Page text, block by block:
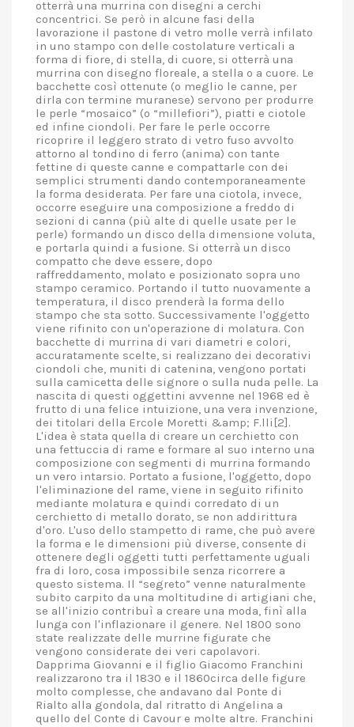
otterrà una murrina con disegni a cerchi
concentrici. Se però in alcune fasi della
lavorazione il pastone di vetro molle verrà infilato
in uno stampo con delle costolature verticali a
forma di fiore, di stella, di cuore, si otterrà una
murrina con disegno floreale, a stella o a cuore. Le
bacchette così ottenute (o meglio le canne, per
dirla con termine muranese) servono per produrre
le perle “mosaico” (o “millefiori”), piatti e ciotole
ed infine ciondoli. Per fare le perle occorre
ricoprire il leggero strato di vetro fuso avvolto
attorno al tondino di ferro (anima) con tante
fettine di queste canne e compattarle con dei
semplici strumenti dando contemporaneamente
la forma desiderata. Per fare una ciotola, invece,
occorre eseguire una composizione a freddo di
sezioni di canna (più alte di quelle usate per le
perle) formando un disco della dimensione voluta,
e portarla quindi a fusione. Si otterrà un disco
compatto che deve essere, dopo
raffreddamento, molato e posizionato sopra uno
stampo ceramico. Portando il tutto nuovamente a
temperatura, il disco prenderà la forma dello
stampo che sta sotto. Successivamente l'oggetto
viene rifinito con un'operazione di molatura. Con
bacchette di murrina di vari diametri e colori,
accuratamente scelte, si realizzano dei decorativi
ciondoli che, muniti di catenina, vengono portati
sulla camicetta delle signore o sulla nuda pelle. La
nascita di questi oggettini avvenne nel 1968 ed è
frutto di una felice intuizione, una vera invenzione,
dei titolari della Ercole Moretti &amp; F.lli[2].
L'idea è stata quella di creare un cerchietto con
una fettuccia di rame e formare al suo interno una
composizione con segmenti di murrina formando
un vero intarsio. Portato a fusione, l'oggetto, dopo
l'eliminazione del rame, viene in seguito rifinito
mediante molatura e quindi corredato di un
cerchietto di metallo dorato, se non addirittura
d'oro. L'uso dello stampetto di rame, che può avere
la forma e le dimensioni più diverse, consente di
ottenere degli oggetti tutti perfettamente uguali
fra di loro, cosa impossibile senza ricorrere a
questo sistema. Il “segreto” venne naturalmente
subito carpito da una moltitudine di artigiani che,
se all'inizio contribuì a creare una moda, finì alla
lunga con l'inflazionare il genere. Nel 1800 sono
state realizzate delle murrine figurate che
vengono considerate dei veri capolavori.
Dapprima Giovanni e il figlio Giacomo Franchini
realizzarono tra il 1830 e il 1860circa delle figure
molto complesse, che andavano dal Ponte di
Rialto alla gondola, dal ritratto di Angelina a
quello del Conte di Cavour e molte altre. Franchini